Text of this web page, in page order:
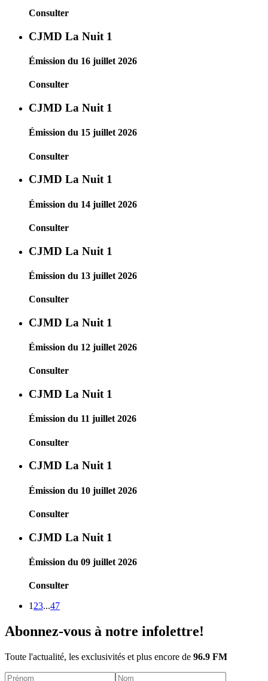
Consulter
CJMD La Nuit 1
Émission du 16 juillet 2026
Consulter
CJMD La Nuit 1
Émission du 15 juillet 2026
Consulter
CJMD La Nuit 1
Émission du 14 juillet 2026
Consulter
CJMD La Nuit 1
Émission du 13 juillet 2026
Consulter
CJMD La Nuit 1
Émission du 12 juillet 2026
Consulter
CJMD La Nuit 1
Émission du 11 juillet 2026
Consulter
CJMD La Nuit 1
Émission du 10 juillet 2026
Consulter
CJMD La Nuit 1
Émission du 09 juillet 2026
Consulter
1 23...47
Abonnez-vous à notre infolettre!
Toute l'actualité, les exclusivités et plus encore de 96.9 FM